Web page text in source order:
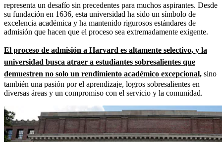
representa un desafío sin precedentes para muchos aspirantes. Desde
su fundación en 1636, esta universidad ha sido un símbolo de
excelencia académica y ha mantenido rigurosos estándares de
admisión que hacen que el proceso sea extremadamente exigente.
El proceso de admisión a Harvard es altamente selectivo, y la
universidad busca atraer a estudiantes sobresalientes que
demuestren no solo un rendimiento académico excepcional, sino
también una pasión por el aprendizaje, logros sobresalientes en
diversas áreas y un compromiso con el servicio y la comunidad.